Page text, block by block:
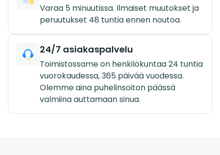
Varaa 5 minuutissa. Ilmaiset muutokset ja
peruutukset 48 tuntia ennen noutoa.
24/7 asiakaspalvelu
Toimistossame on henkilökuntaa 24 tuntia
vuorokaudessa, 365 päivää vuodessa.
Olemme aina puhelinsoiton päässä
valmiina auttamaan sinua.